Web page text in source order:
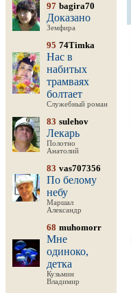
97 bagira70
Доказано
Земфира
95 74Timka
Нас в
набитых
трамваях
болтает
Служебный роман
83 sulehov
Лекарь
Полотно
Анатолий
83 vas707356
По белому
небу
Маршал
Александр
68 muhomorr
Мне
одиноко,
детка
Кузьмин
Владимир